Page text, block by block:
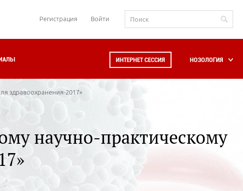
Регистрация Войти
ИНТЕРНЕТ СЕССИЯ НОЗОЛОГИЯ
здравоохранения-2017»
научно-практическому